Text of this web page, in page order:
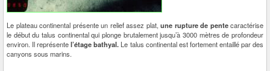
Le plateau continental présente un relief assez plat, une rupture de pentecaractérise
le début du talus continental qui plonge brutalement jusqu’à 3000 mètres de profondeur
environ. Il représentel’étage bathyal. Le talus continental est fortement entaillé par des
canyons sous marins.